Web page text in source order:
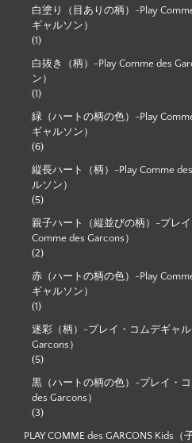
白塗り（目ありの柄）-Play
ギャルソン）
(1)
白抜き（柄）-Play Comme des
ン）
(1)
緑（ハートの柄の色）-Play
ギャルソン）
(6)
縦長ハート（柄）-Play Comme
ルソン）
(5)
親子ハート（縦並びの柄）-プレ
Comme des Garcons）
(2)
赤（ハートの柄の色）-Play
ギャルソン）
(1)
迷彩（柄）-プレイ・コムデギャル
Garcons）
(5)
黒（ハートの柄の色）-プレイ・
des Garcons）
(3)
PLAY COMME des GARCONS Kids